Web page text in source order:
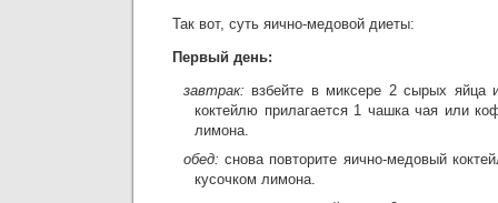
Так вот, суть яично-медовой диеты:
Первый день:
завтрак: взбейте в миксере 2 сырых
коктейлю прилагается 1 чашка чая или
лимона.
обед:снова повторите яично-медовый
кусочком лимона.